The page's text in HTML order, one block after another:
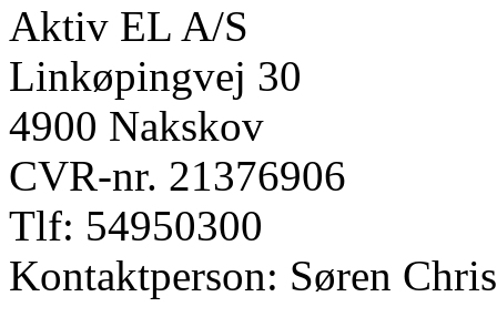
Aktiv EL A/S
Linkøpingvej 30
4900 Nakskov
CVR-nr. 21376906
Tlf: 54950300
Kontaktperson: Søren